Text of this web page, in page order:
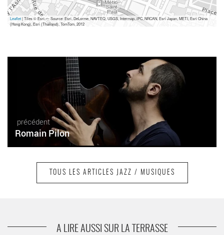
Leaflet| Tiles © Esri — Source: Esri, DeLorme, NAVTEQ, USGS, Intermap, iPC, NRCAN, Esri Japan, METI, Esri China
(Hong Kong), Esri (Thailand), TomTom, 2012
précédent
Romain Pilon
Pat Martino Organ Trio
TOUS LES ARTICLES JAZZ / MUSIQUES
A LIRE AUSSI SUR LA TERRASSE